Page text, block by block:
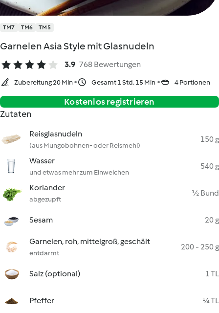
TM7 TM6 TM5
Garnelen Asia Style mit Glasnudeln
3.9 768 Bewertungen
Zubereitung 20 Min Gesamt 1 Std. 15 Min 4 Portionen
Kostenlos registrieren
Zutaten
Reisglasnudeln
(aus Mungobohnen- oder Reismehl)
150 g
Wasser
und etwas mehr zum Einweichen
540 g
Koriander
abgezupft
½ Bund
Sesam 20 g
Garnelen, roh, mittelgroß, geschält
entdarmt
200 - 250 g
Salz (optional) 1 TL
Pfeffer ¼ TL